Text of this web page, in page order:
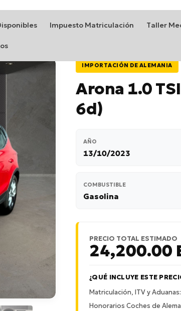
Impuesto Matriculación Taller
IMPORTACIÓN DE ALEMANIA
Arona 1.0
6d)
AÑO
13/10/2023
COMBUSTIBLE
Gasolina
PRECIO TOTAL ESTIMADO
24,200.00
¿QUÉ INCLUYE ESTE
Matriculación, ITV y Aduanas:
Honorarios Coches de